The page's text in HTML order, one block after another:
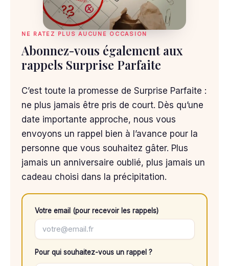
NE RATEZ PLUS AUCUNE OCCASION
Abonnez-vous également aux
rappels Surprise Parfaite
C’est toute la promesse de Surprise Parfaite :
ne plus jamais être pris de court. Dès qu’une
date importante approche, nous vous
envoyons un rappel bien à l’avance pour la
personne que vous souhaitez gâter. Plus
jamais un anniversaire oublié, plus jamais un
cadeau choisi dans la précipitation.
Votre email (pour recevoir les rappels)
Pour qui souhaitez-vous un rappel ?